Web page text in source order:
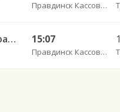
Правдинск Кассово-диспетчерский пункт
567А Черняховск АС — Калининград АВ ч/з Железнодорожный КДП, Правдинск КДП 15:07
Правдинск Кассово-диспетчерский пункт